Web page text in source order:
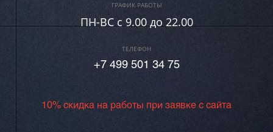
ГРАФИК РАБОТЫ
ПН-ВC c 9.00 до 22.00
ТЕЛЕФОН
+7 499 501 34 75
10% скидка на работы при заявке с сайта